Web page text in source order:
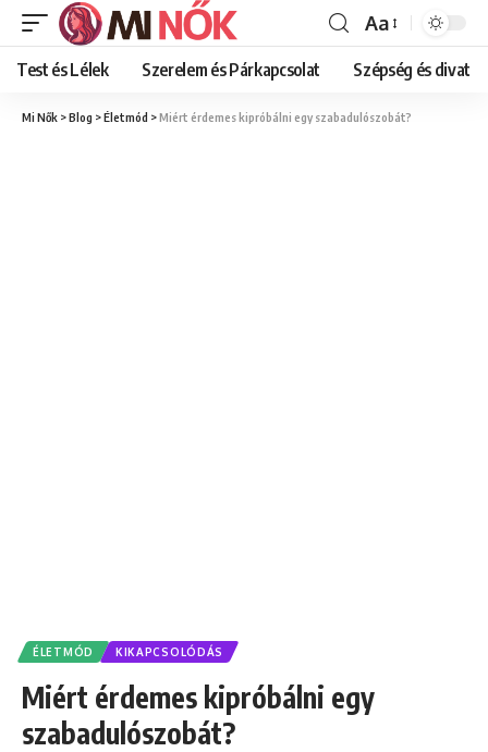
Font
Resizer
Aa
Test és Lélek Szerelem és Párkapcsolat Szépség és divat
Mi Nők >Blog >Életmód >Miért érdemes kipróbálni egy szabadulószobát?
ÉLETMÓD KIKAPCSOLÓDÁS
Miért érdemes kipróbálni egy
szabadulószobát?